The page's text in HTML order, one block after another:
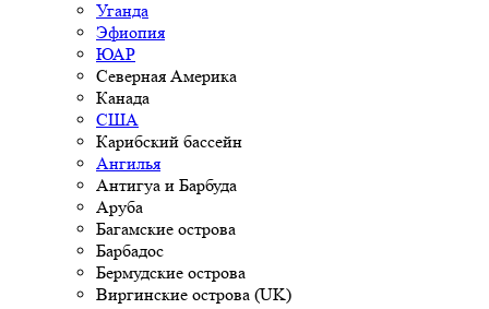
Уганда
Эфиопия
ЮАР
Северная Америка
Канада
США
Карибский бассейн
Ангилья
Антигуа и Барбуда
Аруба
Багамские острова
Барбадос
Бермудские острова
Виргинские острова (UK)